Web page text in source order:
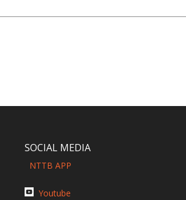
SOCIAL MEDIA
NTTB APP
Youtube